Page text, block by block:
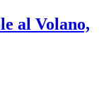
al Volano,